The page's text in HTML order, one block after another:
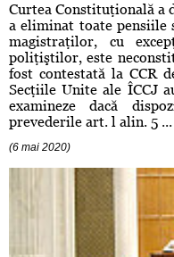
Curtea Constituţională a
a eliminat toate pensiile
magistraţilor, cu
poliţiştilor, este
fost contestată la CCR
Secţiile Unite ale ÎCCJ
examineze dacă
prevederile art. l alin. 5 ...
(6 mai 2020)